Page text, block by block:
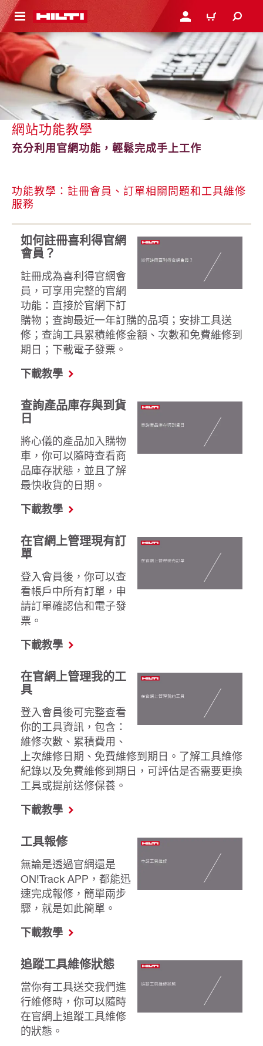
主要內容 登入或註冊購物車
網站功能教學
充分利用官網功能，輕鬆完成手上工作
功能教學：註冊會員、訂單相關問題和工具維修
服務
如何註冊喜利得官網
會員？
註冊成為喜利得官網會
員，可享用完整的官網
功能：直接於官網下訂
購物；查詢最近一年訂購的品項；安排工具送
修；查詢工具累積維修金額、次數和免費維修到
期日；下載電子發票。
下載教學
查詢產品庫存與到貨
日
將心儀的產品加入購物
車，你可以隨時查看商
品庫存狀態，並且了解
最快收貨的日期。
下載教學
在官網上管理現有訂
單
登入會員後，你可以查
看帳戶中所有訂單，申
請訂單確認信和電子發
票。
下載教學
在官網上管理我的工
具
登入會員後可完整查看
你的工具資訊，包含：
維修次數、累積費用、
上次維修日期、免費維修到期日。了解工具維修
紀錄以及免費維修到期日，可評估是否需要更換
工具或提前送修保養。
下載教學
工具報修
無論是透過官網還是
ON!Track APP，都能迅
速完成報修，簡單兩步
驟，就是如此簡單。
下載教學
追蹤工具維修狀態
當你有工具送交我們進
行維修時，你可以隨時
在官網上追蹤工具維修
的狀態。